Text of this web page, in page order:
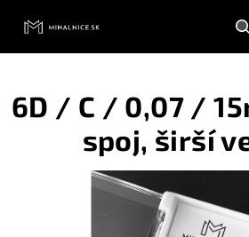
6D / C / 0,07 /
spoj, širší